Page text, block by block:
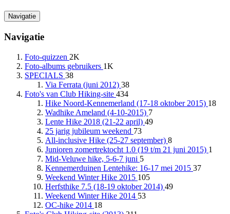
Navigatie
Navigatie
Foto-quizzen 2K
Foto-albums gebruikers 1K
SPECIALS 38
Via Ferrata (juni 2012) 38
Foto's van Club Hiking-site 434
Hike Noord-Kennemerland (17-18 oktober 2015) 18
Wadhike Ameland (4-10-2015) 7
Lente Hike 2018 (21-22 april) 49
25 jarig jubileum weekend 73
All-inclusive Hike (25-27 september) 8
Junioren zomertrektocht 1.0 (19 t/m 21 juni 2015) 1
Mid-Veluwe hike, 5-6-7 juni 5
Kennemerduinen Lentehike: 16-17 mei 2015 37
Weekend Winter Hike 2015 105
Herfsthike 7.5 (18-19 oktober 2014) 49
Weekend Winter Hike 2014 53
OC-hike 2014 18